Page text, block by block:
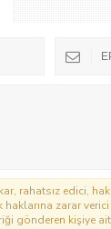
rahatsız edici,
zarar
gönderen kişiye